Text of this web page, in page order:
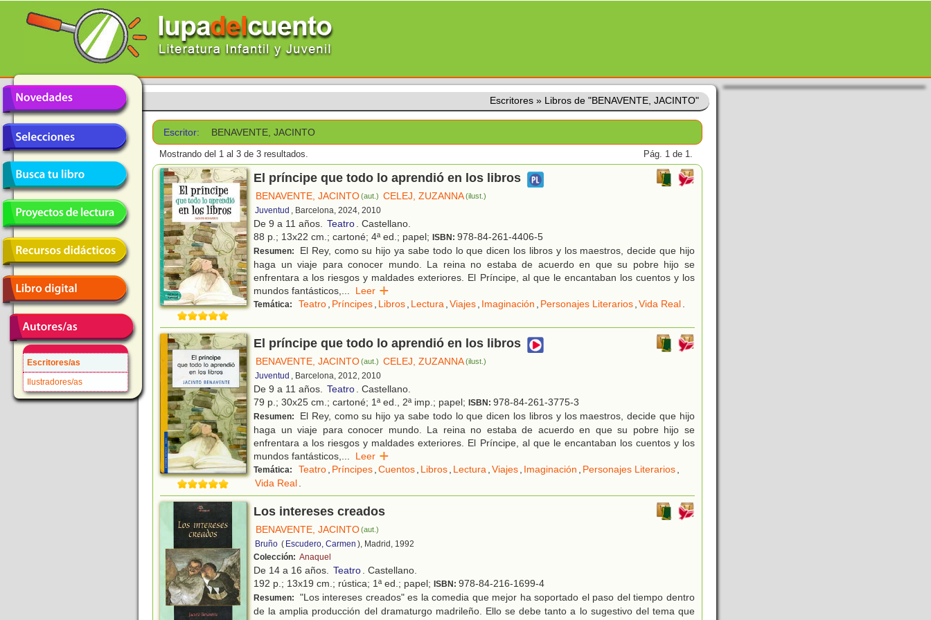
Escritores/as
Ilustradores/as
Escritores » Libros de "BENAVENTE, JACINTO"
Escritor: BENAVENTE, JACINTO
Mostrando del 1 al 3 de 3 resultados. Pág. 1 de 1.
El príncipe que todo lo aprendió en los libros
BENAVENTE, JACINTO(aut.) CELEJ, ZUZANNA(ilust.)
Juventud , Barcelona, 2024, 2010
De 9 a 11 años. Teatro. Castellano.
88 p.; 13x22 cm.; cartoné; 4ª ed.; papel; ISBN: 978-84-261-4406-5
Resumen:
El Rey, como su hijo ya sabe todo lo que dicen los libros y los maestros, decide que hijo
haga un viaje para conocer mundo. La reina no estaba de acuerdo en que su pobre hijo se
enfrentara a los riesgos y maldades exteriores. El Príncipe, al que le encantaban los cuentos y los
mundos fantásticos,... Leer
Temática: Teatro, Príncipes, Libros, Lectura,Viajes, Imaginación , Personajes Literarios,Vida Real.
El príncipe que todo lo aprendió en los libros
BENAVENTE, JACINTO(aut.) CELEJ, ZUZANNA(ilust.)
Juventud , Barcelona, 2012, 2010
De 9 a 11 años. Teatro. Castellano.
79 p.; 30x25 cm.; cartoné; 1ª ed., 2ª imp.; papel; ISBN: 978-84-261-3775-3
Resumen:
El Rey, como su hijo ya sabe todo lo que dicen los libros y los maestros, decide que hijo
haga un viaje para conocer mundo. La reina no estaba de acuerdo en que su pobre hijo se
enfrentara a los riesgos y maldades exteriores. El Príncipe, al que le encantaban los cuentos y los
mundos fantásticos,... Leer
Temática: Teatro, Príncipes,Cuentos, Libros, Lectura,Viajes, Imaginación , Personajes Literarios,
Vida Real.
Los intereses creados
BENAVENTE, JACINTO(aut.)
Bruño ( Escudero, Carmen ), Madrid, 1992
Colección: Anaquel
De 14 a 16 años. Teatro. Castellano.
192 p.; 13x19 cm.; rústica; 1ª ed.; papel; ISBN: 978-84-216-1699-4
Resumen:
"Los intereses creados" es la comedia que mejor ha soportado el paso del tiempo dentro
de la amplia producción del dramaturgo madrileño. Ello se debe tanto a lo sugestivo del tema que